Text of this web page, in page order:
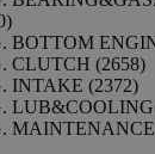
3350
producten
BOTTOM
CLUTCH 2658
INTAKE 2372
LUB&COOLING